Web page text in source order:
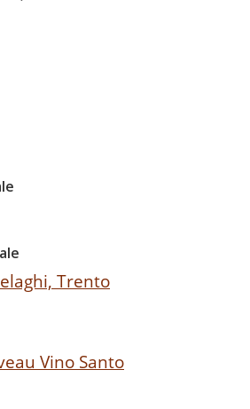
Trento
Vino Santo